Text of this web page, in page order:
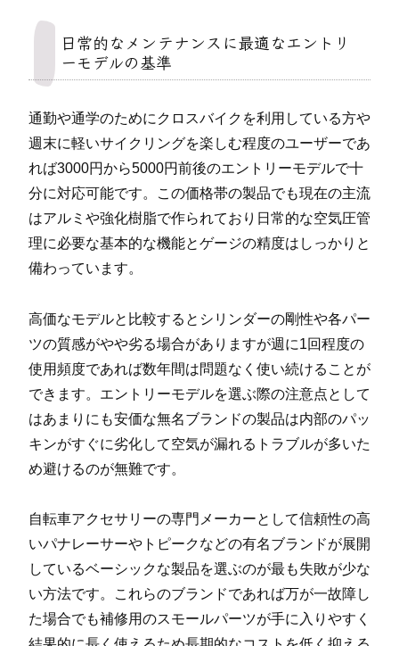
日常的なメンテナンスに最適なエントリ
ーモデルの基準
通勤や通学のためにクロスバイクを利用している方や
週末に軽いサイクリングを楽しむ程度のユーザーであ
れば3000円から5000円前後のエントリーモデルで十
分に対応可能です。この価格帯の製品でも現在の主流
はアルミや強化樹脂で作られており日常的な空気圧管
理に必要な基本的な機能とゲージの精度はしっかりと
備わっています。
高価なモデルと比較するとシリンダーの剛性や各パー
ツの質感がやや劣る場合がありますが週に1回程度の
使用頻度であれば数年間は問題なく使い続けることが
できます。エントリーモデルを選ぶ際の注意点として
はあまりにも安価な無名ブランドの製品は内部のパッ
キンがすぐに劣化して空気が漏れるトラブルが多いた
め避けるのが無難です。
自転車アクセサリーの専門メーカーとして信頼性の高
いパナレーサーやトピークなどの有名ブランドが展開
しているベーシックな製品を選ぶのが最も失敗が少な
い方法です。これらのブランドであれば万が一故障し
た場合でも補修用のスモールパーツが手に入りやすく